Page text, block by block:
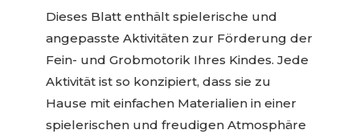
Dieses Blatt enthält spielerische und
angepasste Aktivitäten zur Förderung der
Fein- und Grobmotorik Ihres Kindes. Jede
Aktivität ist so konzipiert, dass sie zu
Hause mit einfachen Materialien in einer
spielerischen und freudigen Atmosphäre